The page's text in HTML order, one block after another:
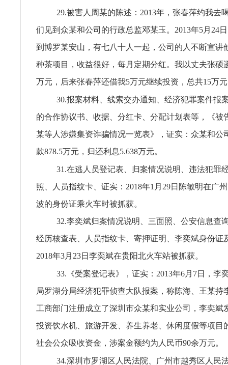
29.被害人周某的陈述：2013年，张春萍约我去
们见到众某和公司的行政总监邓某玉。2013年5月24
到博罗某安山，有七八十人一起，公司的人不断宣讲
种茶项目，收益很好，每月定期分红。我以丈夫张硕
万元，后来张春萍还借我5万元继续投资，总共15万
30.报案材料、线索交办通知、经济犯罪案件报
的合作协议书、收据、分红卡、分配计划表等，《被
某等人涉嫌集资诈骗情况一览表》，证实：众某和公
款878.5万元，归还利息5.638万元。
31.在逃人员登记表、归案情况说明、违法犯罪
照、人员指纹卡、证实：2018年1月29日陈敏明在广
波的身份证乘火车时被抓获。
32.李奕斌归案情况说明、三面照、公安信息查
经历核查表、人员指纹卡、寄押证明、李奕斌身份证
2018年3月23日李奕斌在贵阳北火车站被抓获。
33.《受案登记表》，证实：2013年6月7日，李
局罗湖分局经济犯罪侦查大队报案，称陈海、王某持
工商部门注册成立了深圳市众某和实业公司，李奕斌
投资饮水机、旅游开发、养生养老、休闲度假等项目
社会公众吸收资金，涉案金额约为人民币90余万元。
34.深圳市罗湖区人民法院、广州市越秀区人民